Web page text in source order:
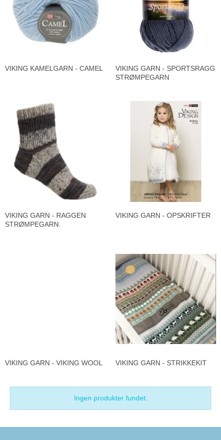
VIKING KAMELGARN - CAMEL
VIKING GARN - SPORTSRAGG
STRØMPEGARN
VIKING GARN - RAGGEN
STRØMPEGARN.
VIKING GARN - OPSKRIFTER
VIKING GARN - VIKING WOOL VIKING GARN - STRIKKEKIT
Ingen produkter fundet.